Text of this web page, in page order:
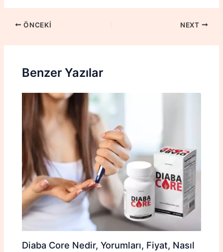
ÖNCEKI NEXT
Benzer Yazılar
Diaba Core Nedir, Yorumları, Fiyat, Nasıl